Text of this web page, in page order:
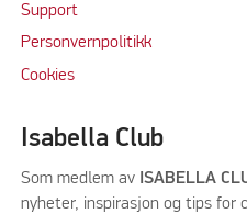
Support
Personvernpolitikk
Cookies
Isabella Club
Som medlem avISABELLA
nyheter, inspirasjon og tips for